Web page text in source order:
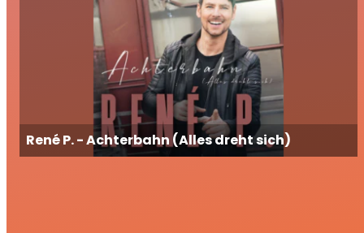
René P. - Achterbahn (Alles dreht sich)